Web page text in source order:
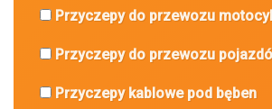
Przyczepy do przewozu
Przyczepy do przewozu
Przyczepy kablowe pod bęben